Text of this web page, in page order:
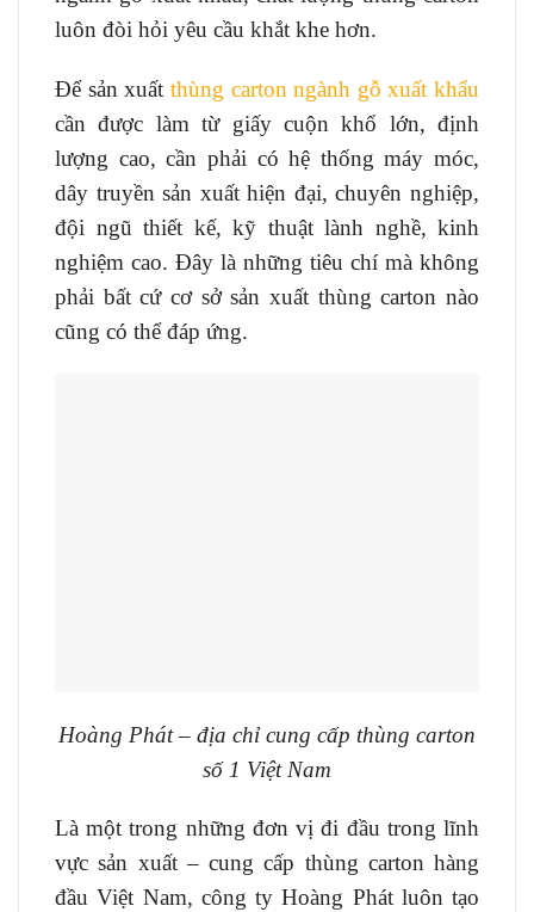
luôn đòi hỏi yêu cầu khắt khe hơn.
Để sản xuất thùng carton ngành gỗ xuất khẩu
cần được làm từ giấy cuộn khổ lớn, định
lượng cao, cần phải có hệ thống máy móc,
dây truyền sản xuất hiện đại, chuyên nghiệp,
đội ngũ thiết kế, kỹ thuật lành nghề, kinh
nghiệm cao. Đây là những tiêu chí mà không
phải bất cứ cơ sở sản xuất thùng carton nào
cũng có thể đáp ứng.
Hoàng Phát – địa chỉ cung cấp thùng carton
số 1 Việt Nam
Là một trong những đơn vị đi đầu trong lĩnh
vực sản xuất – cung cấp thùng carton hàng
đầu Việt Nam, công ty Hoàng Phát luôn tạo